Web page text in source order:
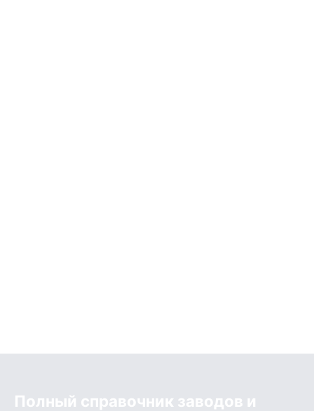
Полный справочник заводов и